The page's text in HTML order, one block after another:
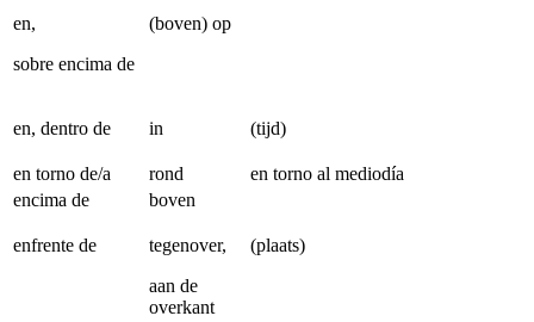
en,
sobre encima de
(boven) op
en, dentro de in (tijd)
en torno de/a rond
en torno al mediodía
encima de
boven
enfrente de
tegenover,
aan de
overkant
(plaats)